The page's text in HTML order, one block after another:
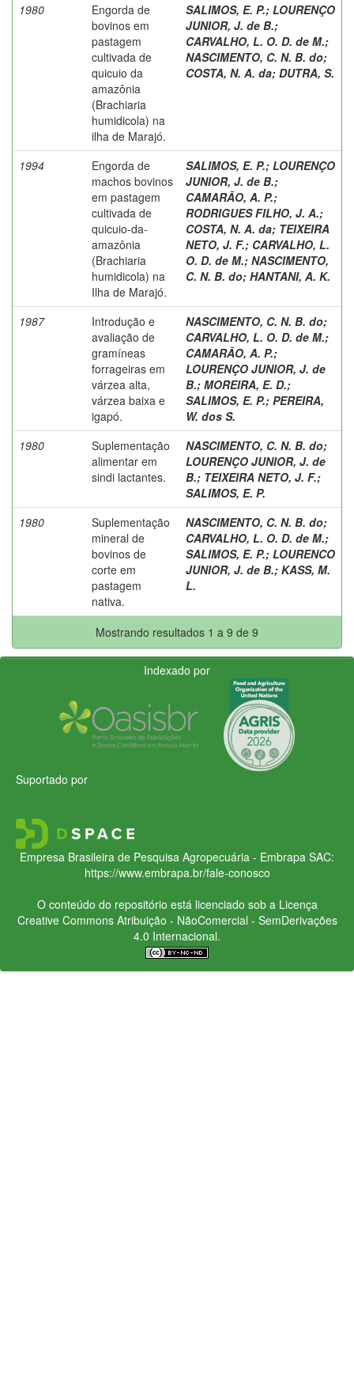
1980
Engorda de
bovinos em
pastagem
cultivada de
quicuio da
amazônia
(Brachiaria
humidicola) na
ilha de Marajó.
SALIMOS, E. P.; LOURENÇO
JUNIOR, J. de B.;
CARVALHO, L. O. D. de M.;
NASCIMENTO, C. N. B. do;
COSTA, N. A. da; DUTRA, S.
1994
Engorda de
machos bovinos
em pastagem
cultivada de
quicuio-da-
amazônia
(Brachiaria
humidicola) na
Ilha de Marajó.
SALIMOS, E. P.; LOURENÇO
JUNIOR, J. de B.;
CAMARÃO, A. P.;
RODRIGUES FILHO, J. A.;
COSTA, N. A. da; TEIXEIRA
NETO, J. F.; CARVALHO, L.
O. D. de M.; NASCIMENTO,
C. N. B. do; HANTANI, A. K.
1987
Introdução e
avaliação de
gramíneas
forrageiras em
várzea alta,
várzea baixa e
igapó.
NASCIMENTO, C. N. B. do;
CARVALHO, L. O. D. de M.;
CAMARÃO, A. P.;
LOURENÇO JUNIOR, J. de
B.; MOREIRA, E. D.;
SALIMOS, E. P.; PEREIRA,
W. dos S.
1980
Suplementação
alimentar em
sindi lactantes.
NASCIMENTO, C. N. B. do;
LOURENÇO JUNIOR, J. de
B.; TEIXEIRA NETO, J. F.;
SALIMOS, E. P.
1980
Suplementação
mineral de
bovinos de
corte em
pastagem
nativa.
NASCIMENTO, C. N. B. do;
CARVALHO, L. O. D. de M.;
SALIMOS, E. P.; LOURENCO
JUNIOR, J. de B.; KASS, M.
L.
Mostrando resultados 1 a 9 de 9
Indexado por
Suportado por
Empresa Brasileira de Pesquisa Agropecuária - Embrapa SAC:
https://www.embrapa.br/fale-conosco
O conteúdo do repositório está licenciado sob a Licença
Creative CommonsAtribuição - NãoComercial - SemDerivações
4.0 Internacional.